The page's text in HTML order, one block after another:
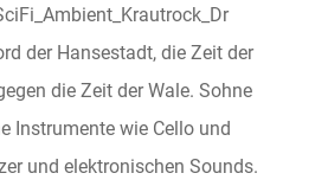
der Hansestadt, die Zeit der
die Zeit der Wale. Sohne
Instrumente wie Cello und
und elektronischen Sounds.